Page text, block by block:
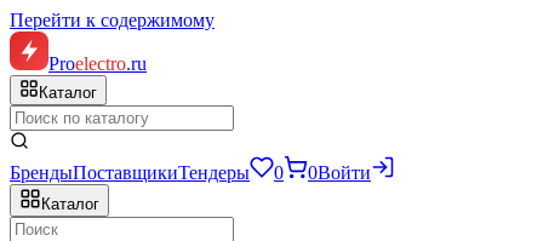
Перейти к содержимому
Proelectro.ru
Каталог
БрендыПоставщикиТендеры 0 0Войти
Каталог